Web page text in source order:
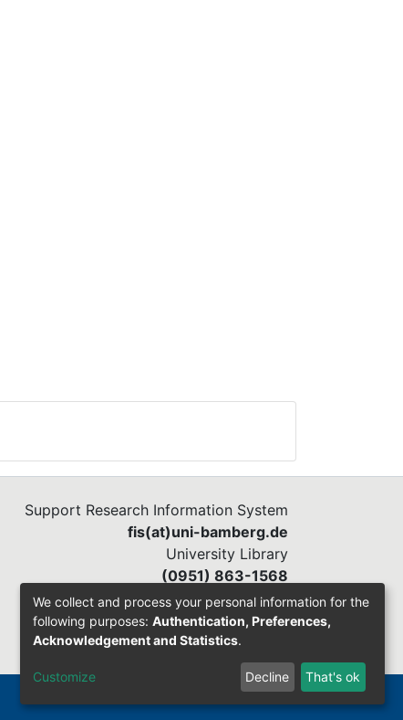
Support Research Information System
fis(at)uni-bamberg.de
University Library
(0951) 863-1568
We collect and process your personal information for the
following purposes: Authentication, Preferences,
Acknowledgement and Statistics.
Customize Decline That's ok